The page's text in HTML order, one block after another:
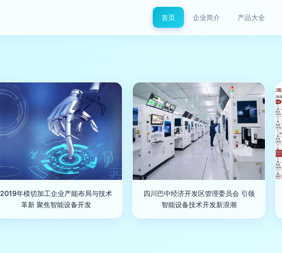
首页 企业简介 产品大全
2019年模切加工企业产能布局与技术
革新 聚焦智能设备开发
四川巴中经济开发区管理委员会 引领
智能设备技术开发新浪潮